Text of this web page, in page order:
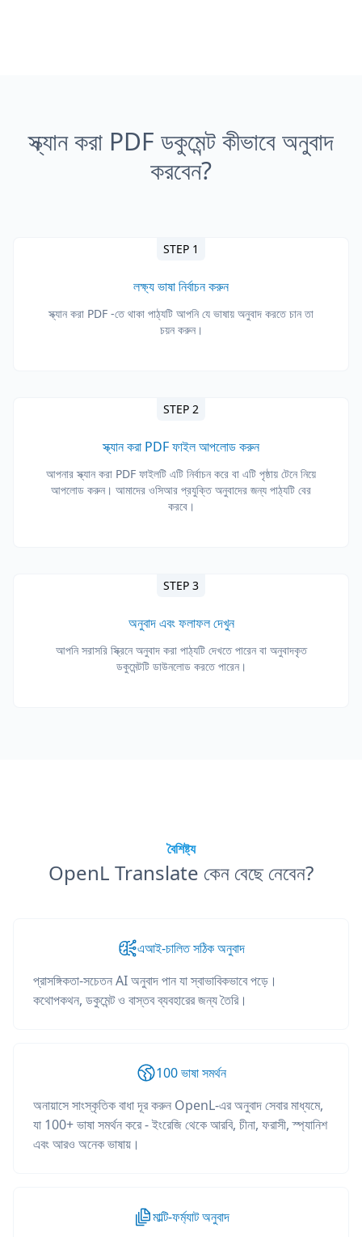
স্ক্যান করা PDF ডকুমেন্ট কীভাবে অনুবাদ
করবেন?
STEP 1
লক্ষ্য ভাষা নির্বাচন করুন
স্ক্যান করা PDF -তে থাকা পাঠ্যটি আপনি যে ভাষায় অনুবাদ করতে চান তা
চয়ন করুন।
STEP 2
স্ক্যান করা PDF ফাইল আপলোড করুন
আপনার স্ক্যান করা PDF ফাইলটি এটি নির্বাচন করে বা এটি পৃষ্ঠায় টেনে নিয়ে
আপলোড করুন। আমাদের ওসিআর প্রযুক্তি অনুবাদের জন্য পাঠ্যটি বের
করবে।
STEP 3
অনুবাদ এবং ফলাফল দেখুন
আপনি সরাসরি স্ক্রিনে অনুবাদ করা পাঠ্যটি দেখতে পারেন বা অনুবাদকৃত
ডকুমেন্টটি ডাউনলোড করতে পারেন।
বৈশিষ্ট্য
OpenL Translate কেন বেছে নেবেন?
এআই-চালিত সঠিক অনুবাদ
প্রাসঙ্গিকতা-সচেতন AI অনুবাদ পান যা স্বাভাবিকভাবে পড়ে।
কথোপকথন, ডকুমেন্ট ও বাস্তব ব্যবহারের জন্য তৈরি।
100 ভাষা সমর্থন
অনায়াসে সাংস্কৃতিক বাধা দূর করুন OpenL-এর অনুবাদ সেবার মাধ্যমে,
যা 100+ ভাষা সমর্থন করে - ইংরেজি থেকে আরবি, চীনা, ফরাসী, স্প্যানিশ
এবং আরও অনেক ভাষায়।
মাল্টি-ফর্ম্যাট অনুবাদ